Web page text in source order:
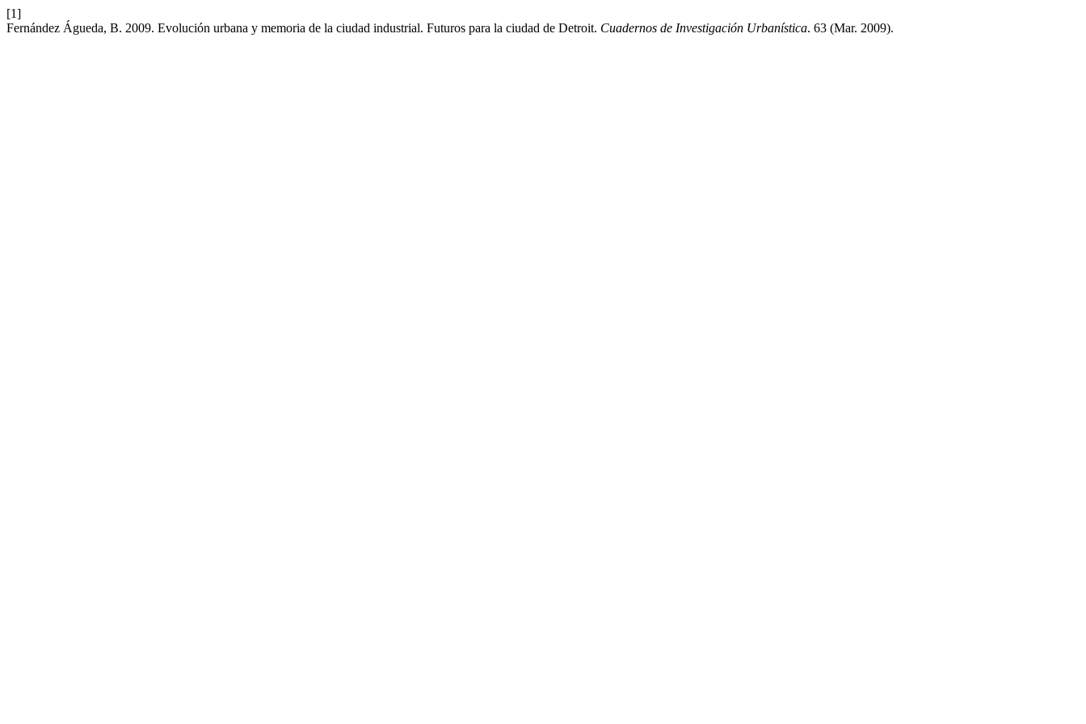
[1]
Fernández Águeda, B. 2009. Evolución urbana y memoria de la ciudad industrial. Futuros para la ciudad de Detroit. Cuadernos de Investigación Urbanística. 63 (Mar. 2009).